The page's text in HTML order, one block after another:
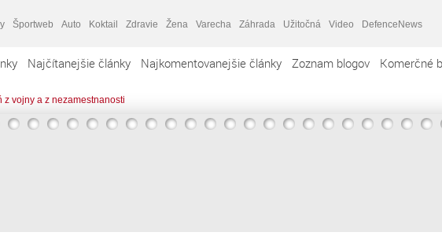
Športweb Auto Koktail Zdravie Žena Varecha Záhrada Užitočná Video DefenceNews
Najčítanejšie články Najkomentovanejšie články Zoznam blogov Komerčné
z vojny a z nezamestnanosti